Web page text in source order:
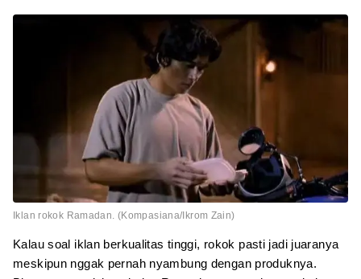
Iklan rokok Ramadan. (Kompasiana/Ikrom Zain)
Kalau soal iklan berkualitas tinggi, rokok pasti jadi juaranya
meskipun nggak pernah nyambung dengan produknya.